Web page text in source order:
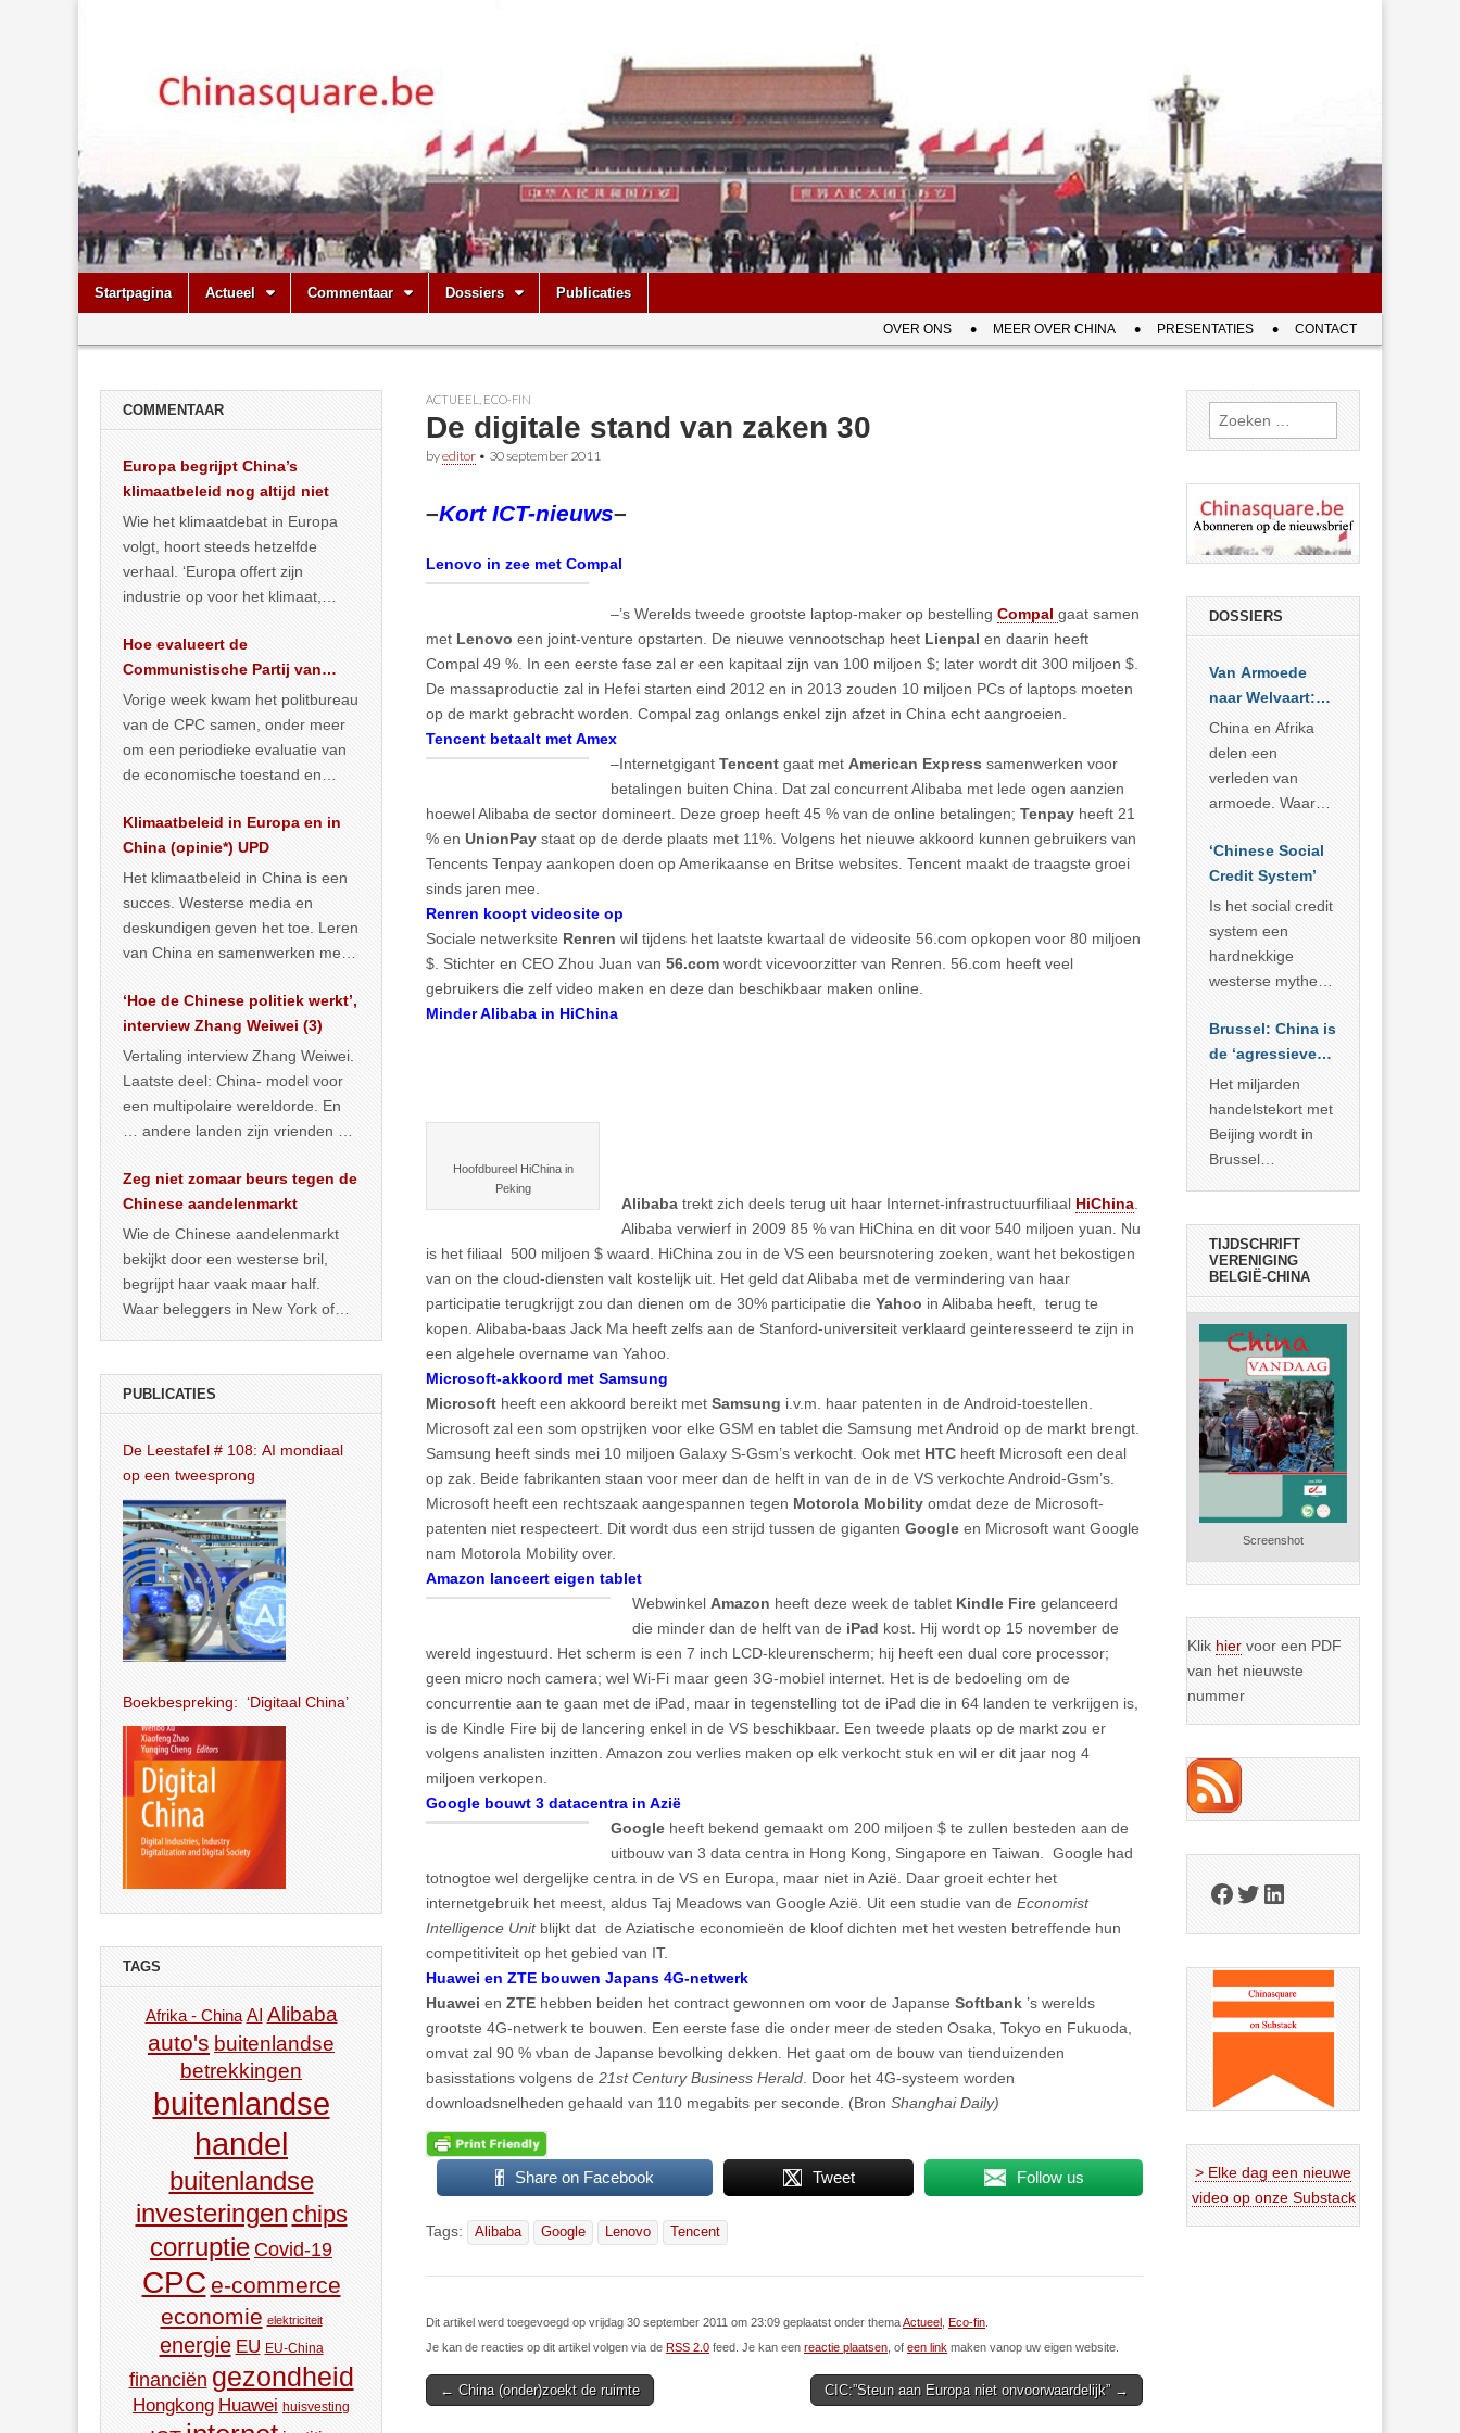
Chinasquare.be
Main
menu
Skip
Startpagina Actueel Commentaar Dossiers Publicaties
menu
OVER ONS MEER OVER CHINA PRESENTATIES CONTACT
ACTUEEL ECO-FIN
De digitale stand van zaken 30
byeditor • 30 september 2011
–Kort ICT-nieuws–
Lenovo in zee met Compal
–’s Werelds tweede grootste laptop-maker op bestelling Compal gaat samen
met Lenovo een joint-venture opstarten. De nieuwe vennootschap heet Lienpal en daarin heeft
Compal 49 %. In een eerste fase zal er een kapitaal zijn van 100 miljoen $; later wordt dit 300 miljoen $.
De massaproductie zal in Hefei starten eind 2012 en in 2013 zouden 10 miljoen PCs of laptops moeten
op de markt gebracht worden. Compal zag onlangs enkel zijn afzet in China echt aangroeien.
Tencent betaalt met Amex
–Internetgigant Tencent gaat met American Express samenwerken voor
betalingen buiten China. Dat zal concurrent Alibaba met lede ogen aanzien
hoewel Alibaba de sector domineert. Deze groep heeft 45 % van de online betalingen; Tenpay heeft 21
% en UnionPay staat op de derde plaats met 11%. Volgens het nieuwe akkoord kunnen gebruikers van
Tencents Tenpay aankopen doen op Amerikaanse en Britse websites. Tencent maakt de traagste groei
sinds jaren mee.
Renren koopt videosite op
Sociale netwerksite Renren wil tijdens het laatste kwartaal de videosite 56.com opkopen voor 80 miljoen
$. Stichter en CEO Zhou Juan van 56.com wordt vicevoorzitter van Renren. 56.com heeft veel
gebruikers die zelf video maken en deze dan beschikbaar maken online.
Minder Alibaba in HiChina
Hoofdbureel HiChina in
Peking
Alibaba trekt zich deels terug uit haar Internet-infrastructuurfiliaal HiChina
Alibaba verwierf in 2009 85 % van HiChina en dit voor 540 miljoen yuan. Nu
is het filiaal 500 miljoen $ waard. HiChina zou in de VS een beursnotering zoeken, want het bekostigen
van on the cloud-diensten valt kostelijk uit. Het geld dat Alibaba met de vermindering van haar
participatie terugkrijgt zou dan dienen om de 30% participatie die Yahoo in Alibaba heeft, terug te
kopen. Alibaba-baas Jack Ma heeft zelfs aan de Stanford-universiteit verklaard geinteresseerd te zijn in
een algehele overname van Yahoo.
Microsoft-akkoord met Samsung
Microsoft heeft een akkoord bereikt met Samsung i.v.m. haar patenten in de Android-toestellen.
Microsoft zal een som opstrijken voor elke GSM en tablet die Samsung met Android op de markt brengt.
Samsung heeft sinds mei 10 miljoen Galaxy S-Gsm’s verkocht. Ook met HTC heeft Microsoft een deal
op zak. Beide fabrikanten staan voor meer dan de helft in van de in de VS verkochte Android-Gsm’s.
Microsoft heeft een rechtszaak aangespannen tegen Motorola Mobility omdat deze de Microsoft-
patenten niet respecteert. Dit wordt dus een strijd tussen de giganten Google en Microsoft want Google
nam Motorola Mobility over.
Amazon lanceert eigen tablet
Webwinkel Amazon heeft deze week de tablet Kindle Fire gelanceerd
die minder dan de helft van de iPad kost. Hij wordt op 15 november de
wereld ingestuurd. Het scherm is een 7 inch LCD-kleurenscherm; hij heeft een dual core processor;
geen micro noch camera; wel Wi-Fi maar geen 3G-mobiel internet. Het is de bedoeling om de
concurrentie aan te gaan met de iPad, maar in tegenstelling tot de iPad die in 64 landen te verkrijgen is,
is de Kindle Fire bij de lancering enkel in de VS beschikbaar. Een tweede plaats op de markt zou er
volgens analisten inzitten. Amazon zou verlies maken op elk verkocht stuk en wil er dit jaar nog 4
miljoen verkopen.
Google bouwt 3 datacentra in Azië
Google heeft bekend gemaakt om 200 miljoen $ te zullen besteden aan de
uitbouw van 3 data centra in Hong Kong, Singapore en Taiwan. Google had
totnogtoe wel dergelijke centra in de VS en Europa, maar niet in Azië. Daar groeit echter het
internetgebruik het meest, aldus Taj Meadows van Google Azië. Uit een studie van de Economist
Intelligence Unit blijkt dat de Aziatische economieën de kloof dichten met het westen betreffende hun
competitiviteit op het gebied van IT.
Huawei en ZTE bouwen Japans 4G-netwerk
Huawei en ZTE hebben beiden het contract gewonnen om voor de Japanse Softbank ’s werelds
grootste 4G-netwerk te bouwen. Een eerste fase die onder meer de steden Osaka, Tokyo en Fukuoda,
omvat zal 90 % vban de Japanse bevolking dekken. Het gaat om de bouw van tienduizenden
basisstations volgens de 21st Century Business Herald . Door het 4G-systeem worden
downloadsnelheden gehaald van 110 megabits per seconde. (Bron Shanghai Daily)
Share on Facebook Tweet Follow us
Tags: Alibaba Google Lenovo Tencent
Dit artikel werd toegevoegd op vrijdag 30 september 2011 om 23:09 geplaatst onder themaActueel Eco-fin
Je kan de reacties op dit artikel volgen via de RSS 2.0 feed. Je kan een reactie plaatsen , of een link maken vanop uw eigen website.
Post
← China (onder)zoekt de ruimte CIC:”Steun aan Europa niet onvoorwaardelijk” →
COMMENTAAR
Europa begrijpt China’s
klimaatbeleid nog altijd niet
Wie het klimaatdebat in Europa
volgt, hoort steeds hetzelfde
verhaal. ‘Europa offert zijn
industrie op voor het klimaat,
vergroening… >> lees meer
Hoe evalueert de
Communistische Partij van
China de economische
toestand?
Vorige week kwam het politbureau
van de CPC samen, onder meer
om een periodieke evaluatie van
de economische toestand en
publiceerden… >> lees meer
Klimaatbeleid in Europa en in
China (opinie*) UPD
Het klimaatbeleid in China is een
succes. Westerse media en
deskundigen geven het toe. Leren
van China en samenwerken met
… >> lees meer
‘Hoe de Chinese politiek werkt’,
interview Zhang Weiwei (3)
Vertaling interview Zhang Weiwei.
Laatste deel: China- model voor
een multipolaire wereldorde. En
… andere landen zijn vrienden of
Zeg niet zomaar beurs tegen de
Chinese aandelenmarkt
Wie de Chinese aandelenmarkt
bekijkt door een westerse bril,
begrijpt haar vaak maar half.
Waar beleggers in New York of
PUBLICATIES
De Leestafel # 108: AI mondiaal
op een tweesprong
Boekbespreking: ‘Digitaal China’
TAGS
Afrika - China AI Alibaba
auto's buitenlandse
betrekkingen
buitenlandse
handel
buitenlandse
investeringen chips
corruptie Covid-19
CPC e-commerce
economie elektriciteit
energie EU EU-China
financiën gezondheid
Hongkong Huawei huisvesting
Zoeken
naar:
DOSSIERS
Van Armoede
naar Welvaart:
Wat Afrika kan
leren van
China’s
economisch
China en Afrika
delen een
verleden van
armoede. Waar
voorbije veertig
jaar in slaagde
meer dan 800
miljoen mensen
uit de armoede
… >> lees meer
‘Chinese Social
Credit System’
Is het social credit
system een
hardnekkige
westerse mythe of
realiteit in China?
Brussel: China is
de ‘agressieve
schuldige’
Het miljarden
handelstekort met
Beijing wordt in
Brussel
economische
agressie. In
werkelijkheid
verhult die
spectaculaire
rekensom vooral
de industriële
achterstand die
… >> lees meer
TIJDSCHRIFT
VERENIGING
BELGIË-CHINA
Screenshot
Klik hier voor een PDF
van het nieuwste
nummer
Facebook
Twitter
LinkedIn
> Elke dag een nieuwe
video op onze Substack